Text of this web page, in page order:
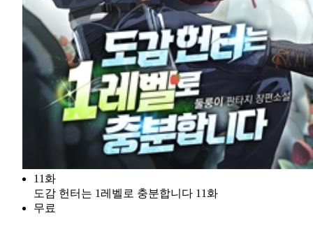
11화
도감 헌터는 1레벨로 충분합니다 11화
무료